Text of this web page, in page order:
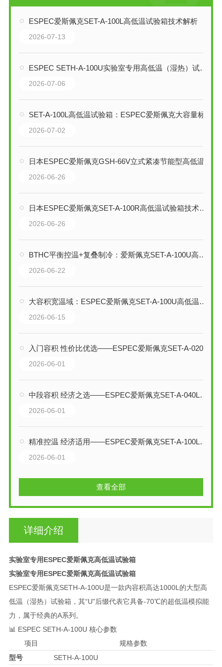
ESPEC爱斯佩克SET-A-100L高低温试验箱技术解析
2026-07-13
ESPEC SETH-A-100U实验室专用高低温（湿热）试验箱技术解析
2026-07-06
SET-A-100L高低温试验箱：ESPEC爱斯佩克大容量标准型环境试验解决方案
2026-07-02
日本ESPEC爱斯佩克GSH-66V立式紧凑节能型高低温试验箱技术解析
2026-06-26
日本ESPEC爱斯佩克SET-A-100R高低温试验箱技术解析
2026-06-26
BTHC平衡控温+复叠制冷：爱斯佩克SET-A-100U高低温试验箱全维技术剖析
2026-06-22
大容积宽温域：ESPEC爱斯佩克SET-A-100U高低温试验箱技术全解析
2026-06-15
入门容积 性价比优选——ESPEC爱斯佩克SET-A-020L高低温试验箱技术解析
2026-06-01
中段容积 经济之选——ESPEC爱斯佩克SET-A-040L高低温试验箱技术解析
2026-06-01
精准控温 经济适用——ESPEC爱斯佩克SET-A-100L高低温试验箱技术解析
2026-06-01
查看全部
详细介绍
实验室专用ESPEC爱斯佩克高低温试验箱
实验室专用ESPEC爱斯佩克高低温试验箱
ESPEC爱斯佩克SETH-A-100U是一款内容积高达1000L的大型高
低温（湿热）试验箱，其“U"后缀代表它具备-70℃的超低温模拟能
力，属于经典的A系列。
📊 ESPEC SETH-A-100U 核心参数
项目
规格参数
型号
SETH-A-100U